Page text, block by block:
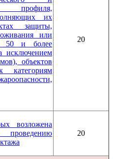
профиля,
их
защиты,
или
50 и более
исключением
объектов
категориям
20
возложена
20